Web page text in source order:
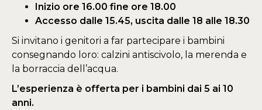
Inizio ore 16.00 fine ore 18.00
Accesso dalle 15.45, uscita dalle 18 alle 18.30
Si invitano i genitori a far partecipare i bambini
consegnando loro: calzini antiscivolo, la merenda e
la borraccia dell’acqua.
L’esperienza è offerta per i bambini dai 5 ai 10
anni.